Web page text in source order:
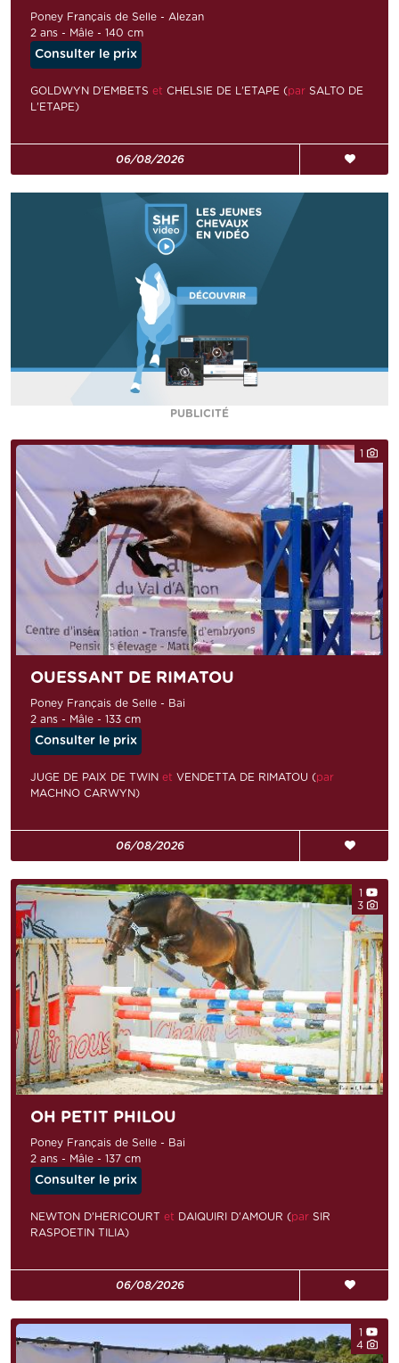
Poney Français de Selle - Alezan
2 ans - Mâle - 140 cm
Consulter le prix
GOLDWYN D'EMBETS et CHELSIE DE L'ETAPE (par SALTO DE
L'ETAPE)
06/08/2026
PUBLICITÉ
1
OUESSANT DE RIMATOU
Poney Français de Selle - Bai
2 ans - Mâle - 133 cm
Consulter le prix
JUGE DE PAIX DE TWIN et VENDETTA DE RIMATOU (par
MACHNO CARWYN)
06/08/2026
1
3
OH PETIT PHILOU
Poney Français de Selle - Bai
2 ans - Mâle - 137 cm
Consulter le prix
NEWTON D'HERICOURT et DAIQUIRI D'AMOUR (par SIR
RASPOETIN TILIA)
06/08/2026
1
4